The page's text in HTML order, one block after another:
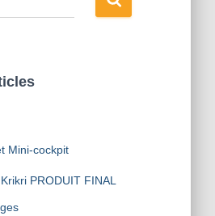
Mini-cockpit
PRODUIT FINAL